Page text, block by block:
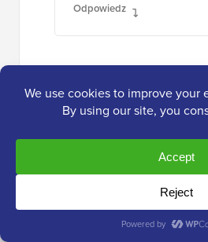
Odpowiedz
Ronald
Cześć,
Czy uważasz, że wraz z WP
motywy od stron trzecich